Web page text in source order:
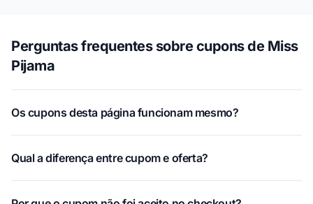
Perguntas frequentes sobre cupons de Miss
Pijama
Os cupons desta página funcionam mesmo?
Qual a diferença entre cupom e oferta?